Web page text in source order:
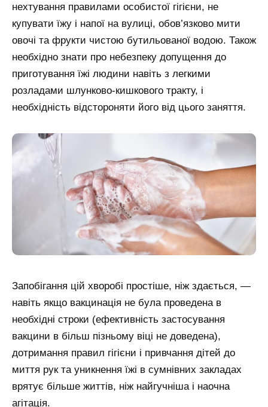
нехтування правилами особистої гігієни, не
купувати їжу і напої на вулиці, обов’язково мити
овочі та фрукти чистою бутильованої водою. Також
необхідно знати про небезпеку допущення до
приготування їжі людини навіть з легкими
розладами шлунково-кишкового тракту, і
необхідність відстороняти його від цього заняття.
Запобігання цій хворобі простіше, ніж здається, —
навіть якщо вакцинація не була проведена в
необхідні строки (ефективність застосування
вакцини в більш пізньому віці не доведена),
дотримання правил гігієни і привчання дітей до
миття рук та уникнення їжі в сумнівних закладах
врятує більше життів, ніж найгучніша і наочна
агітація.